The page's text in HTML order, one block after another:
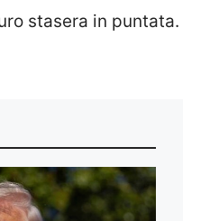
stasera in puntata.